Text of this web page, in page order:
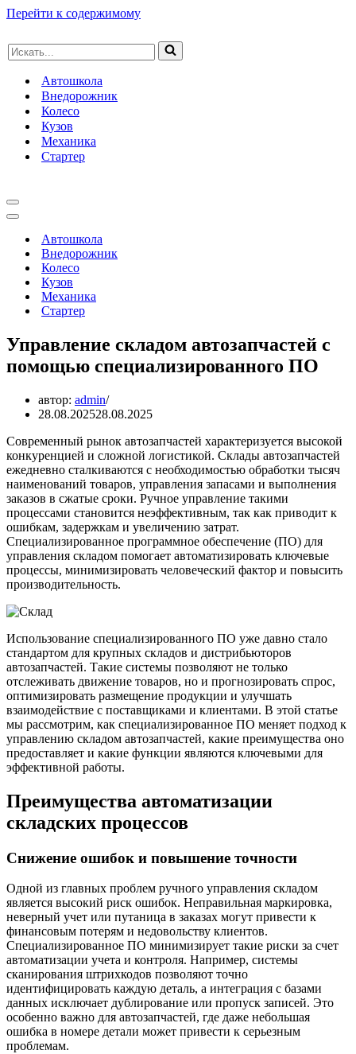
Перейти к содержимому
Искать...
Автошкола
Внедорожник
Колесо
Кузов
Механика
Стартер
Меню
навигации
Меню
навигацииАвтошкола
Внедорожник
Колесо
Кузов
Механика
Стартер
Управление складом автозапчастей с
помощью специализированного ПО
автор: admin
28.08.202528.08.2025
Современный рынок автозапчастей характеризуется высокой
конкуренцией и сложной логистикой. Склады автозапчастей
ежедневно сталкиваются с необходимостью обработки тысяч
наименований товаров, управления запасами и выполнения
заказов в сжатые сроки. Ручное управление такими
процессами становится неэффективным, так как приводит к
ошибкам, задержкам и увеличению затрат.
Специализированное программное обеспечение (ПО) для
управления складом помогает автоматизировать ключевые
процессы, минимизировать человеческий фактор и повысить
производительность.
Использование специализированного ПО уже давно стало
стандартом для крупных складов и дистрибьюторов
автозапчастей. Такие системы позволяют не только
отслеживать движение товаров, но и прогнозировать спрос,
оптимизировать размещение продукции и улучшать
взаимодействие с поставщиками и клиентами. В этой статье
мы рассмотрим, как специализированное ПО меняет подход к
управлению складом автозапчастей, какие преимущества оно
предоставляет и какие функции являются ключевыми для
эффективной работы.
Преимущества автоматизации
складских процессов
Снижение ошибок и повышение точности
Одной из главных проблем ручного управления складом
является высокий риск ошибок. Неправильная маркировка,
неверный учет или путаница в заказах могут привести к
финансовым потерям и недовольству клиентов.
Специализированное ПО минимизирует такие риски за счет
автоматизации учета и контроля. Например, системы
сканирования штрихкодов позволяют точно
идентифицировать каждую деталь, а интеграция с базами
данных исключает дублирование или пропуск записей. Это
особенно важно для автозапчастей, где даже небольшая
ошибка в номере детали может привести к серьезным
проблемам.